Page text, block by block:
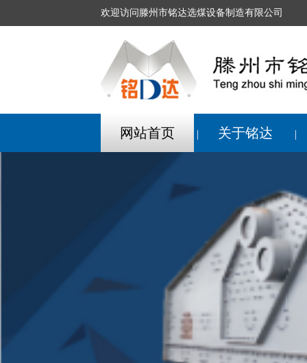
欢迎访问滕州市铭达选煤设备制造有限公司
网站首页 | 关于铭达 |